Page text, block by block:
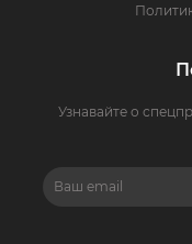
Узнавайте о